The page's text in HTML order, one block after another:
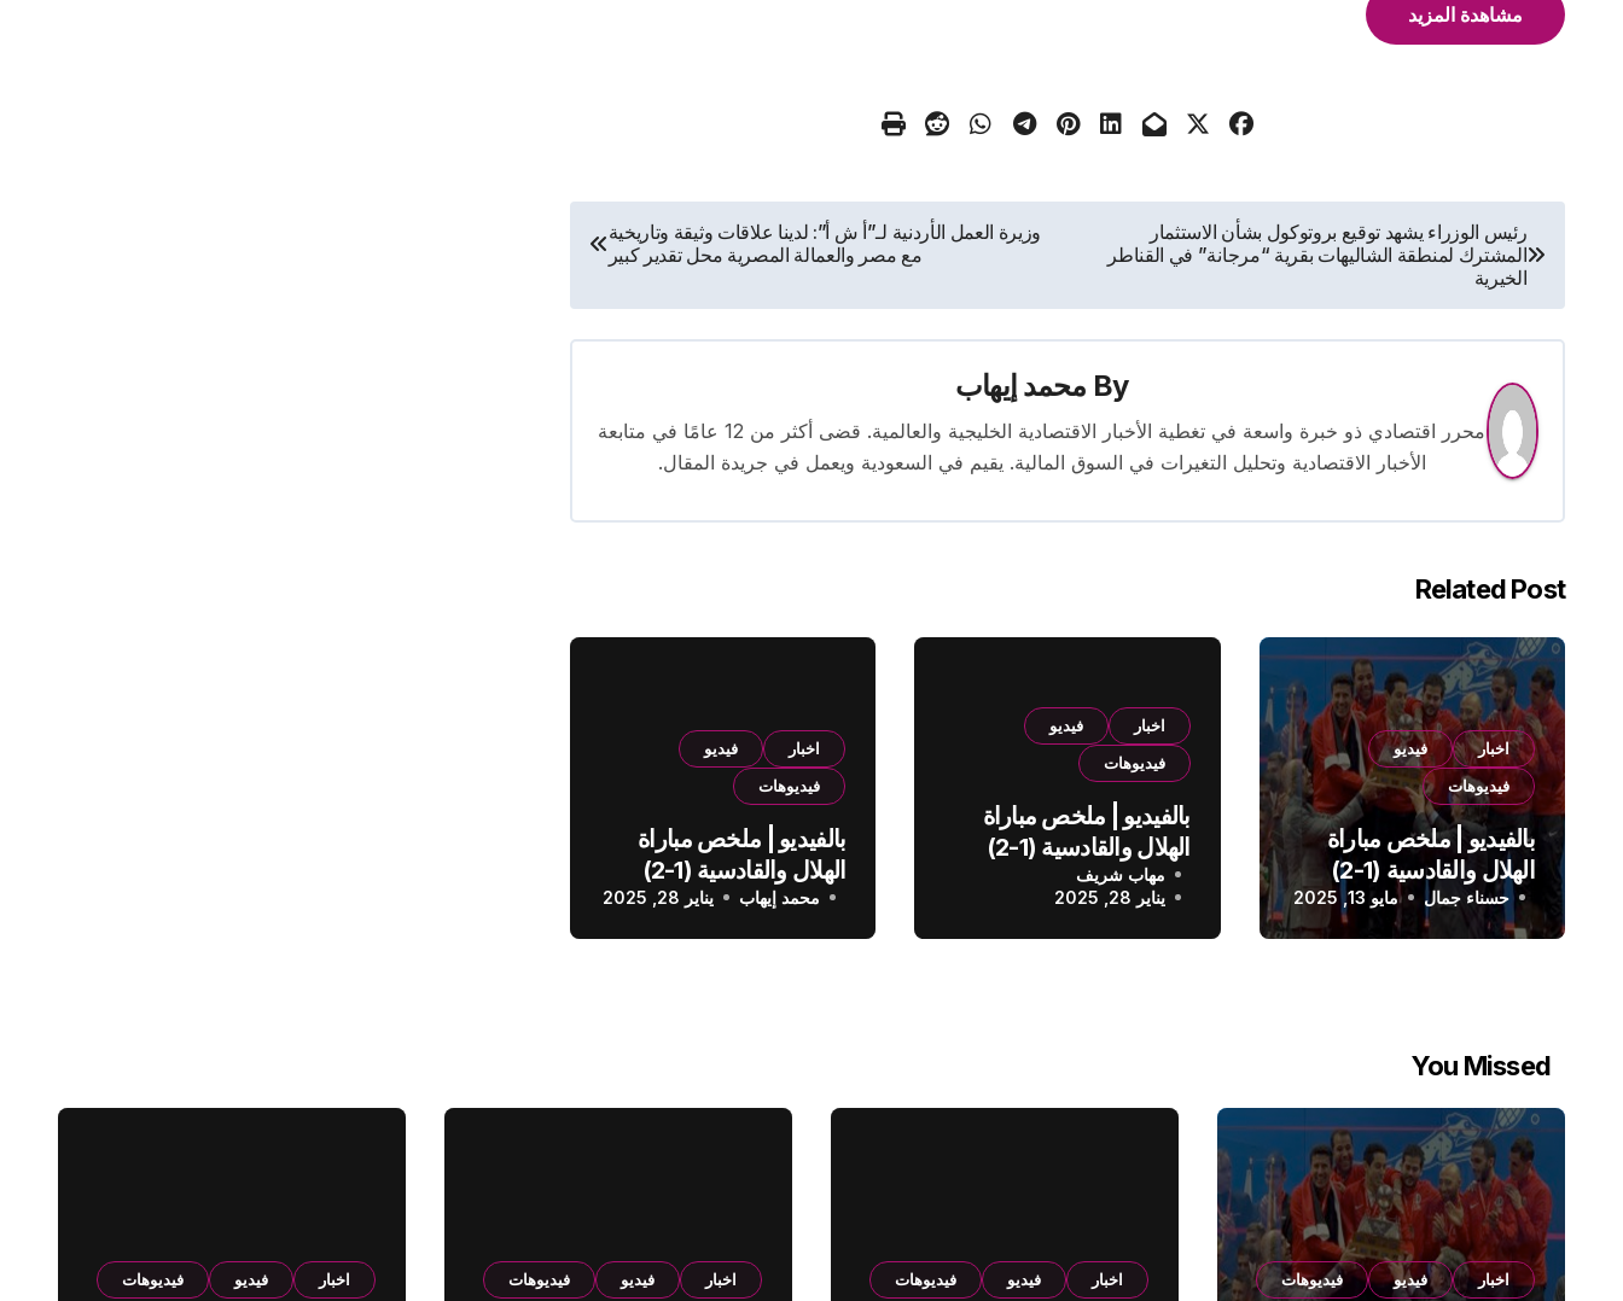
مشاهدة المزيد
تصفّح
المقالات
رئيس الوزراء يشهد توقيع بروتوكول بشأن الاستثمار
المشترك لمنطقة الشاليهات بقرية “مرجانة” في القناطر
الخيرية
وزيرة العمل الأردنية لـ”أ ش أ”: لدينا علاقات وثيقة وتاريخية
مع مصر والعمالة المصرية محل تقدير كبير
By محمد إيهاب
محرر اقتصادي ذو خبرة واسعة في تغطية الأخبار الاقتصادية الخليجية والعالمية. قضى أكثر من 12 عامًا في متابعة
الأخبار الاقتصادية وتحليل التغيرات في السوق المالية. يقيم في السعودية ويعمل في جريدة المقال.
Related Post
اخبار
فيديو
فيديوهات
بالفيديو | ملخص مباراة
الهلال والقادسية (1-2)
الدوري السعودي
حسناء جمال مايو 13, 2025
اخبار
فيديو
فيديوهات
بالفيديو | ملخص مباراة
الهلال والقادسية (1-2)
الدوري السعودي
مهاب شريف
يناير 28, 2025
اخبار
فيديو
فيديوهات
بالفيديو | ملخص مباراة
الهلال والقادسية (1-2)
الدوري السعودي
محمد إيهاب يناير 28, 2025
You Missed
اخبار فيديو فيديوهات اخبار فيديو فيديوهات اخبار فيديو فيديوهات اخبار فيديو فيديوهات